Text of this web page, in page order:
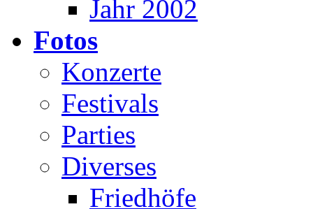
Jahr 2002
Fotos
Konzerte
Festivals
Parties
Diverses
Friedhöfe